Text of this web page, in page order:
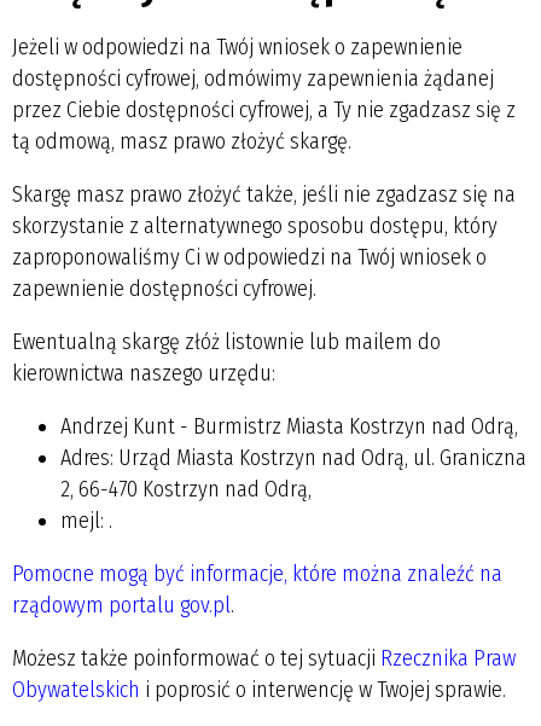
Jeżeli w odpowiedzi na Twój wniosek o zapewnienie
dostępności cyfrowej, odmówimy zapewnienia żądanej
przez Ciebie dostępności cyfrowej, a Ty nie zgadzasz się z
tą odmową, masz prawo złożyć skargę.
Skargę masz prawo złożyć także, jeśli nie zgadzasz się na
skorzystanie z alternatywnego sposobu dostępu, który
zaproponowaliśmy Ci w odpowiedzi na Twój wniosek o
zapewnienie dostępności cyfrowej.
Ewentualną skargę złóż listownie lub mailem do
kierownictwa naszego urzędu:
Andrzej Kunt - Burmistrz Miasta Kostrzyn nad Odrą,
Adres: Urząd Miasta Kostrzyn nad Odrą, ul. Graniczna
2, 66-470 Kostrzyn nad Odrą,
mejl: .
Pomocne mogą być informacje, które można znaleźć na
rządowym portalu gov.pl.
Możesz także poinformować o tej sytuacji Rzecznika Praw
Obywatelskich i poprosić o interwencję w Twojej sprawie.